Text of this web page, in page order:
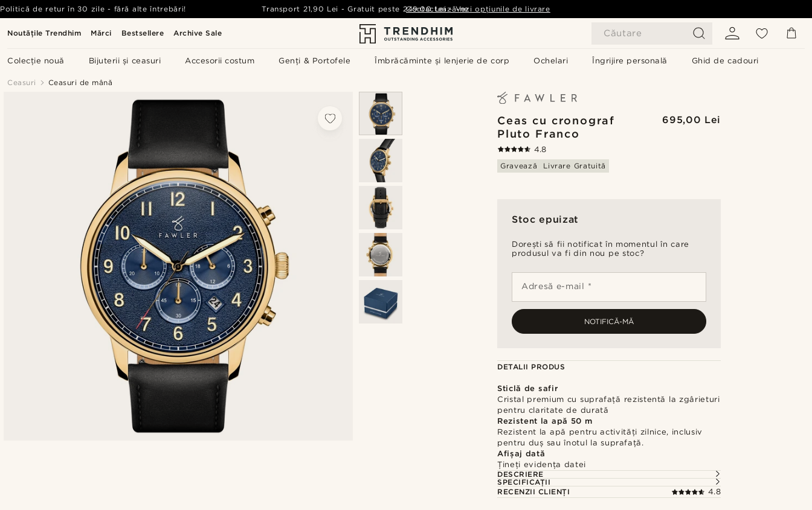
Noutățile Trendhim Mărci Bestsellere Archive Sale Căutare
Colecție nouă Bijuterii și ceasuri Accesorii costum Genți & Portofele Îmbrăcăminte și lenjerie de corp Ochelari Îngrijire personală Ghid de cadouri
Politică de retur în 30 zile - fără alte întrebări! Transport 21,90 Lei -Gratuit peste 249,00 Lei - Vezi opțiunile de livrare
Contactează-ne
Ceasuri Ceasuri de mână
Ceas cu cronograf
Pluto Franco
695,00 Lei
4.8
Gravează
Livrare Gratuită
Stoc epuizat
Dorești să fii notificat în momentul în care
produsul va fi din nou pe stoc?
Adresă e-mail *
NOTIFICĂ-MĂ
DETALII PRODUS
Sticlă de safir
Cristal premium cu suprafață rezistentă la zgârieturi
pentru claritate de durată
Rezistent la apă 50 m
Rezistent la apă pentru activități zilnice, inclusiv
pentru duș sau înotul la suprafață.
Afișaj dată
Țineți evidența datei
DESCRIERE
SPECIFICAȚII
RECENZII CLIENȚI
4.8